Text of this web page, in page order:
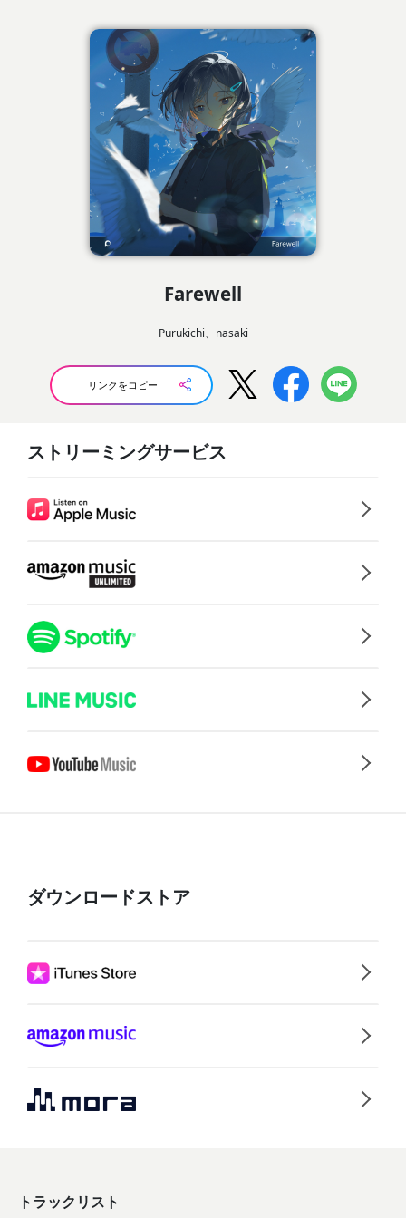
Farewell
Purukichi、nasaki
リンクをコピー
ストリーミングサービス
ダウンロードストア
トラックリスト